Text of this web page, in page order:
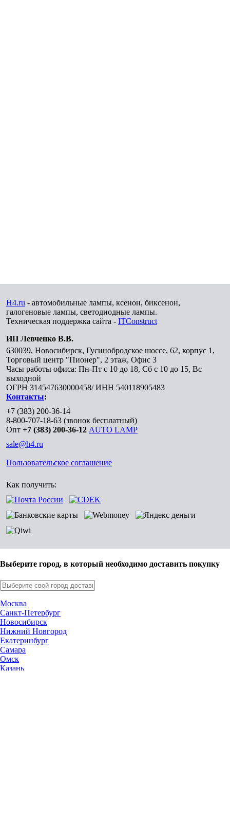
H4.ru - автомобильные лампы, ксенон, биксенон,
галогеновые лампы, светодиодные лампы.
Техническая поддержка сайта - ITConstruct
ИП Левченко В.В.
630039, Новосибирск, Гусинобродское шоссе, 62, корпус 1,
Торговый центр "Пионер", 2 этаж, Офис 3
Часы работы офиса: Пн-Пт с 10 до 18, Сб с 10 до 15, Вс
выходной
ОГРН 314547630000458/ ИНН 540118905483
Контакты:
+7 (383) 200-36-14
8-800-707-18-63 (звонок бесплатный)
Опт +7 (383) 200-36-12 AUTO LAMP
sale@h4.ru
Пользовательское соглашение
Как получить:
Выберите город, в который необходимо доставить покупку
Москва
Санкт-Петербург
Новосибирск
Нижний Новгород
Екатеринбург
Самара
Омск
Казань